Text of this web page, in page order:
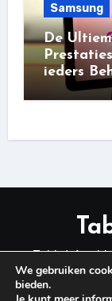
Samsung
De
ieders
Tablet
We gebruiken
bieden.